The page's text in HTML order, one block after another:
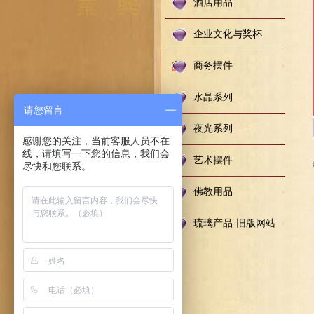
酒店用品
企业文化与奖杯
商务摆件
水晶系列
夜光系列
艺术摆件
佛教用品
琉璃产品-旧版网站
请您留言
感谢您的关注，当前客服人员不在
线，请填写一下您的信息，我们会
尽快和您联系。